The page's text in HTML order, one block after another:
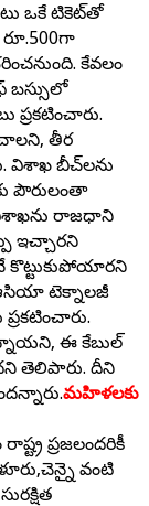
ఒకే టికెట్‌తో
కేవలం
బస్సులో
ప్రకటించారు.
తీర
విశాఖ బీచ్‌లను
పౌరులంతా
రాజధాని
ఇచ్చారని
కొట్టుకుపోయారని
ఆసియా టెక్నాలజీ
ఈ కేబుల్
తెలిపారు. దీని
మహిళలకు
ప్రజలందరికీ
వంటి